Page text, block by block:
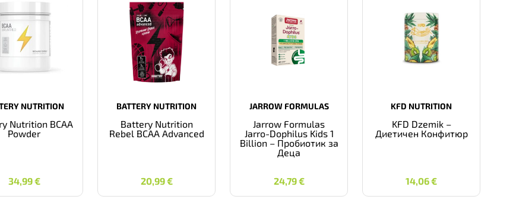
NUTRITION
Nutrition BCAA
Powder
34,99€
34,99
BATTERY NUTRITION
Battery Nutrition
Rebel BCAA Advanced
20,99€
20,99
JARROW FORMULAS
Jarrow Formulas
Jarro-Dophilus Kids 1
Billion – Пробиотик за
Деца
24,79€
24,79 €
KFD NUTRITION
KFD Dzemik –
Диетичен Конфитюр
14,06€
14,06 €